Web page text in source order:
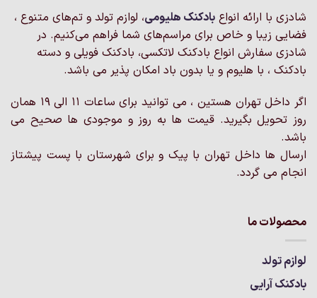
باشد.
گزینه
ها
ممکن
است
صفحه
محصول
شوند
باشد.
گزینه
ها
ممکن
است
صفحه
محصول
شوند
شادزی با ارائه انواع بادکنک‌ هلیومی، لوازم تولد و تم‌های متنوع ،
فضایی زیبا و خاص برای مراسم‌های شما فراهم می‌کنیم. در
شادزی سفارش انواع بادکنک لاتکسی، بادکنک فویلی و دسته
بادکنک ، با هلیوم و یا بدون باد امکان پذیر می باشد.
اگر داخل تهران هستین ، می توانید برای ساعات 11 الی 19 همان
روز تحویل بگیرید. قیمت ها به روز و موجودی ها صحیح می
باشد.
ارسال ها داخل تهران با پیک و برای شهرستان با پست پیشتاز
انجام می گردد.
محصولات ما
لوازم تولد
بادکنک آرایی